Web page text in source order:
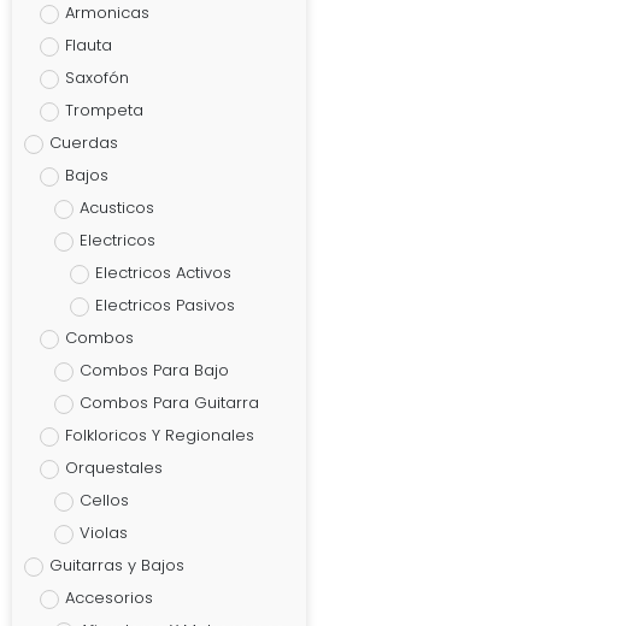
Armonicas
Flauta
Saxofón
Trompeta
Cuerdas
Bajos
Acusticos
Electricos
Electricos Activos
Electricos Pasivos
Combos
Combos Para Bajo
Combos Para Guitarra
Folkloricos Y Regionales
Orquestales
Cellos
Violas
Guitarras y Bajos
Accesorios